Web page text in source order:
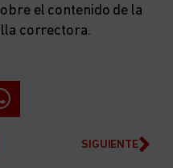
el contenido de la
correctora.
SIGUIENTE